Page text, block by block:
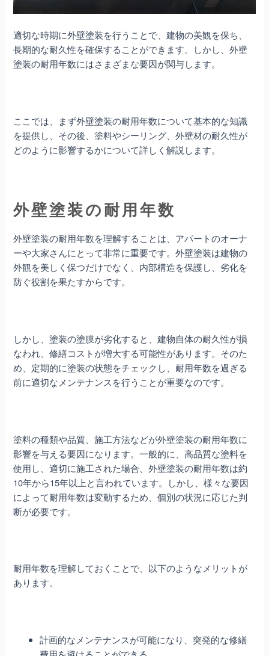
適切な時期に外壁塗装を行うことで、建物の美観を保ち、
長期的な耐久性を確保することができます。しかし、外壁
塗装の耐用年数にはさまざまな要因が関与します。
ここでは、まず外壁塗装の耐用年数について基本的な知識
を提供し、その後、塗料やシーリング、外壁材の耐久性が
どのように影響するかについて詳しく解説します。
外壁塗装の耐用年数
外壁塗装の耐用年数を理解することは、アパートのオーナ
ーや大家さんにとって非常に重要です。外壁塗装は建物の
外観を美しく保つだけでなく、内部構造を保護し、劣化を
防ぐ役割を果たすからです。
しかし、塗装の塗膜が劣化すると、建物自体の耐久性が損
なわれ、修繕コストが増大する可能性があります。そのた
め、定期的に塗装の状態をチェックし、耐用年数を過ぎる
前に適切なメンテナンスを行うことが重要なのです。
塗料の種類や品質、施工方法などが外壁塗装の耐用年数に
影響を与える要因になります。一般的に、高品質な塗料を
使用し、適切に施工された場合、外壁塗装の耐用年数は約
10年から15年以上と言われています。しかし、様々な要因
によって耐用年数は変動するため、個別の状況に応じた判
断が必要です。
耐用年数を理解しておくことで、以下のようなメリットが
あります。
計画的なメンテナンスが可能になり、突発的な修繕